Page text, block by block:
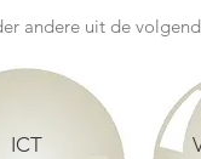
andere uit de
ICT